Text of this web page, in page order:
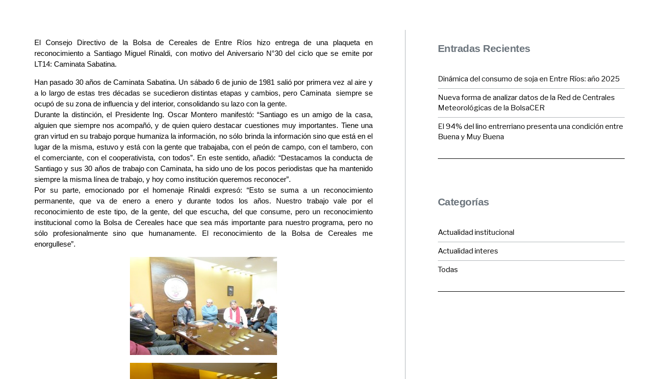
El Consejo Directivo de la Bolsa de Cereales de Entre Ríos hizo entrega de una plaqueta en
reconocimiento a Santiago Miguel Rinaldi, con motivo del Aniversario N°30 del ciclo que se emite por
LT14: Caminata Sabatina.
Han pasado 30 años de Caminata Sabatina. Un sábado 6 de junio de 1981 salió por primera vez al aire y
a lo largo de estas tres décadas se sucedieron distintas etapas y cambios, pero Caminata siempre se
ocupó de su zona de influencia y del interior, consolidando su lazo con la gente.
Durante la distinción, el Presidente Ing. Oscar Montero manifestó: “Santiago es un amigo de la casa,
alguien que siempre nos acompañó, y de quien quiero destacar cuestiones muy importantes. Tiene una
gran virtud en su trabajo porque humaniza la información, no sólo brinda la información sino que está en el
lugar de la misma, estuvo y está con la gente que trabajaba, con el peón de campo, con el tambero, con
el comerciante, con el cooperativista, con todos”. En este sentido, añadió: “Destacamos la conducta de
Santiago y sus 30 años de trabajo con Caminata, ha sido uno de los pocos periodistas que ha mantenido
siempre la misma línea de trabajo, y hoy como institución queremos reconocer”.
Por su parte, emocionado por el homenaje Rinaldi expresó: “Esto se suma a un reconocimiento
permanente, que va de enero a enero y durante todos los años. Nuestro trabajo vale por el
reconocimiento de este tipo, de la gente, del que escucha, del que consume, pero un reconocimiento
institucional como la Bolsa de Cereales hace que sea más importante para nuestro programa, pero no
sólo profesionalmente sino que humanamente. El reconocimiento de la Bolsa de Cereales me
enorgullese”.
Entradas Recientes
Dinámica del consumo de soja en Entre Ríos: año 2025
Nueva forma de analizar datos de la Red de Centrales
Meteorológicas de la BolsaCER
El 94% del lino entrerriano presenta una condición entre
Buena y Muy Buena
Categorías
Actualidad institucional
Actualidad interes
Todas